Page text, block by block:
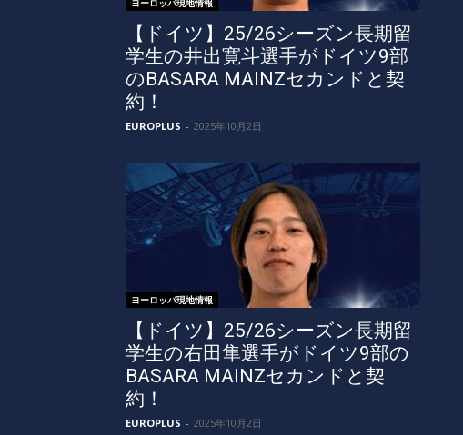
ヨーロッパ現地情報
【ドイツ】25/26シーズン長期留
学生の井出寛斗選手がドイツ9部
のBASARA MAINZセカンドと契
約！
EUROPLUS - 2025年10月2日
ヨーロッパ現地情報
【ドイツ】25/26シーズン長期留
学生の右田隼選手がドイツ9部の
BASARA MAINZセカンドと契
約！
EUROPLUS - 2025年10月2日